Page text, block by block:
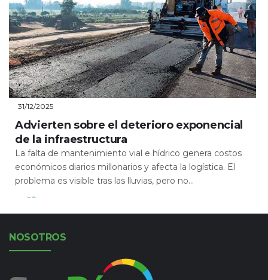
31/12/2025
Advierten sobre el deterioro exponencial
de la infraestructura
La falta de mantenimiento vial e hídrico genera costos
económicos diarios millonarios y afecta la logística. El
problema es visible tras las lluvias, pero no...
Leer Más
NOSOTROS